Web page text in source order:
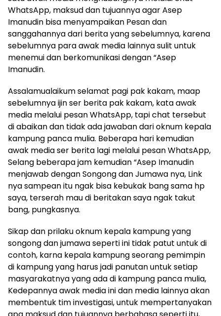
WhatsApp, maksud dan tujuannya agar Asep
Imanudin bisa menyampaikan Pesan dan
sanggahannya dari berita yang sebelumnya, karena
sebelumnya para awak media lainnya sulit untuk
menemui dan berkomunikasi dengan “Asep
Imanudin.
Assalamualaikum selamat pagi pak kakam, maap
sebelumnya ijin ser berita pak kakam, kata awak
media melalui pesan WhatsApp, tapi chat tersebut
di abaikan dan tidak ada jawaban dari oknum kepala
kampung panca mulia. Beberapa hari kemudian
awak media ser berita lagi melalui pesan WhatsApp,
Selang beberapa jam kemudian “Asep Imanudin
menjawab dengan Songong dan Jumawa nya, Link
nya sampean itu ngak bisa kebukak bang sama hp
saya, terserah mau di beritakan saya ngak takut
bang, pungkasnya.
Sikap dan prilaku oknum kepala kampung yang
songong dan jumawa seperti ini tidak patut untuk di
contoh, karna kepala kampung seorang pemimpin
di kampung yang harus jadi panutan untuk setiap
masyarakatnya yang ada di kampung panca mulia,
Kedepannya awak media ini dan media lainnya akan
membentuk tim investigasi, untuk mempertanyakan